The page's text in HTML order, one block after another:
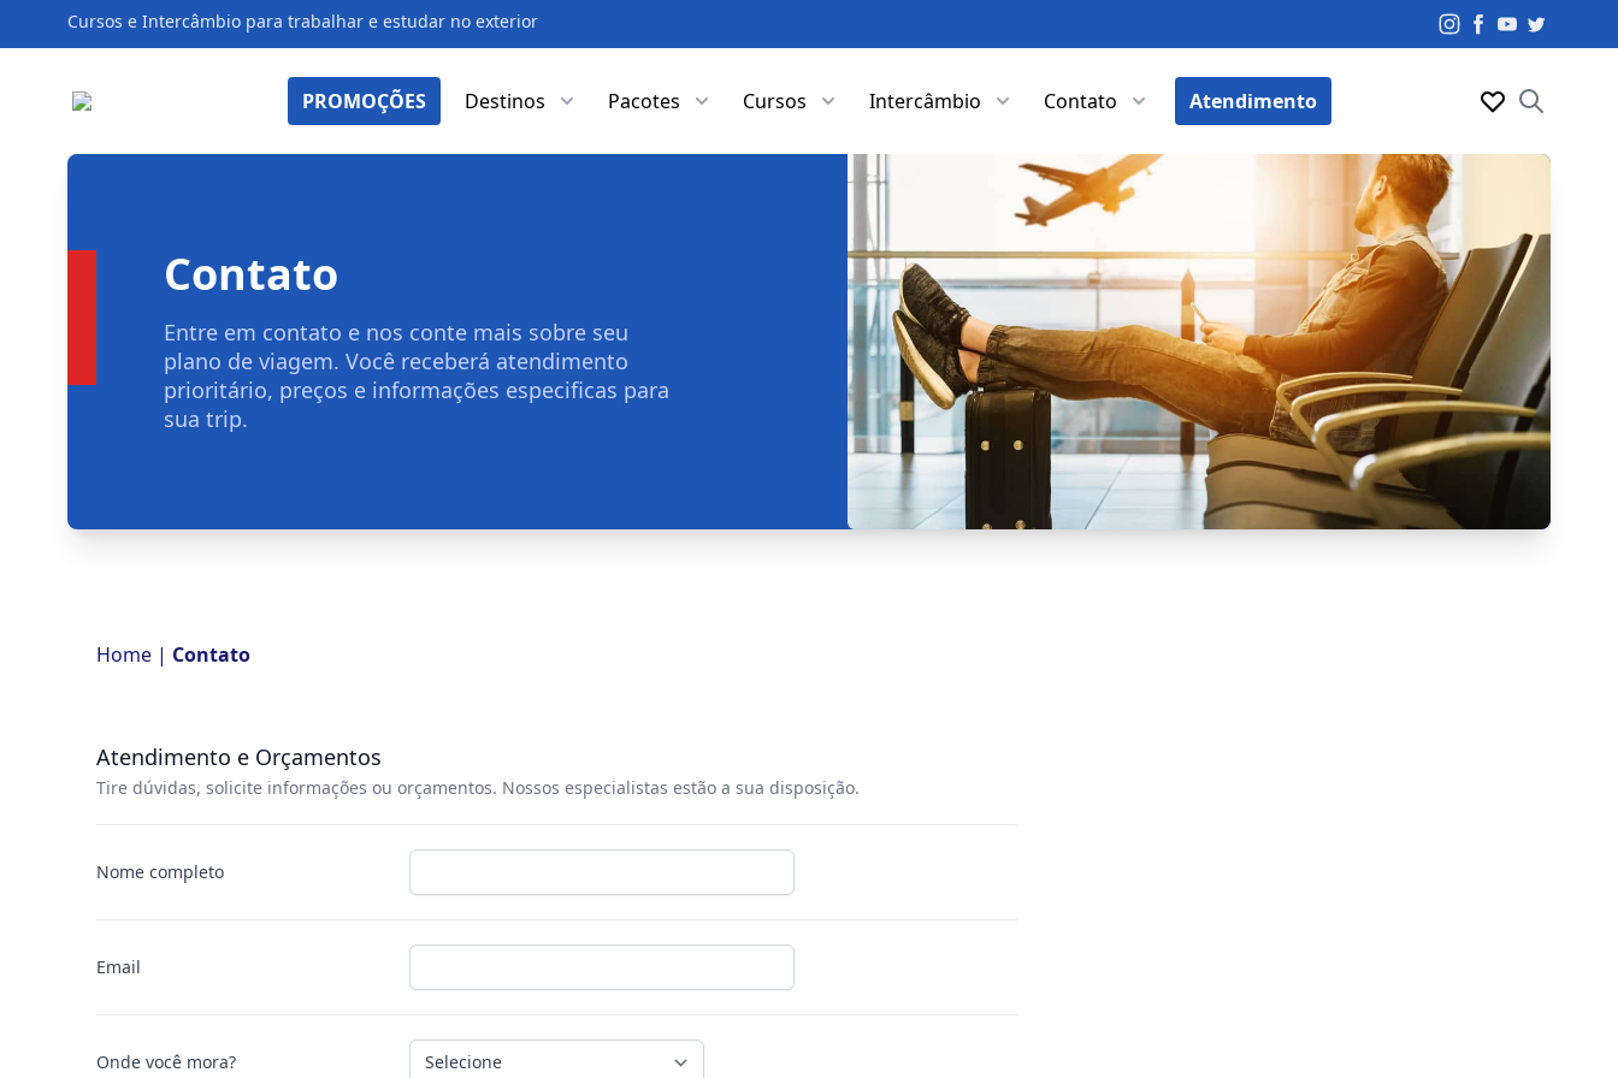
Cursos e Intercâmbio para trabalhar e estudar no exterior
PROMOÇÕES Destinos Pacotes Cursos Intercâmbio Contato Atendimento
Contato
Entre em contato e nos conte mais sobre seu
plano de viagem. Você receberá atendimento
prioritário, preços e informações especificas para
sua trip.
Home | Contato
Atendimento e Orçamentos
Tire dúvidas, solicite informações ou orçamentos. Nossos especialistas estão a sua disposição.
Nome completo
Email
Onde você mora?